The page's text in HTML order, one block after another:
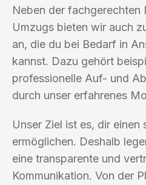
Neben der fachgerechten
Umzugs bieten wir auch
an, die du bei Bedarf in
kannst. Dazu gehört
professionelle Auf- und
durch unser erfahrenes
Unser Ziel ist es, dir
ermöglichen. Deshalb
eine transparente und
Kommunikation. Von der